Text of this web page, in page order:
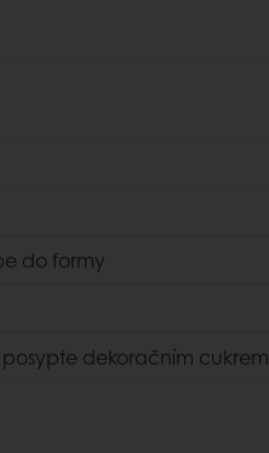
do formy
dekoračním cukrem